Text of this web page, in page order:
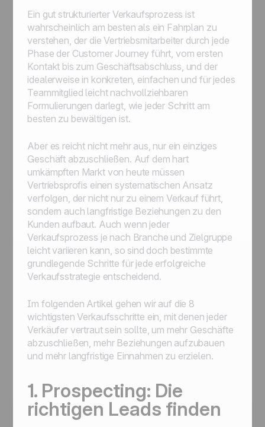
Ein gut strukturierter Verkaufsprozess ist
wahrscheinlich am besten als ein Fahrplan zu
verstehen, der die Vertriebsmitarbeiter durch jede
Phase der Customer Journey führt, vom ersten
Kontakt bis zum Geschäftsabschluss, und der
idealerweise in konkreten, einfachen und für jedes
Teammitglied leicht nachvollziehbaren
Formulierungen darlegt, wie jeder Schritt am
besten zu bewältigen ist.
Aber es reicht nicht mehr aus, nur ein einziges
Geschäft abzuschließen. Auf dem hart
umkämpften Markt von heute müssen
Vertriebsprofis einen systematischen Ansatz
verfolgen, der nicht nur zu einem Verkauf führt,
sondern auch langfristige Beziehungen zu den
Kunden aufbaut. Auch wenn jeder
Verkaufsprozess je nach Branche und Zielgruppe
leicht variieren kann, so sind doch bestimmte
grundlegende Schritte für jede erfolgreiche
Verkaufsstrategie entscheidend.
Im folgenden Artikel gehen wir auf die 8
wichtigsten Verkaufsschritte ein, mit denen jeder
Verkäufer vertraut sein sollte, um mehr Geschäfte
abzuschließen, mehr Beziehungen aufzubauen
und mehr langfristige Einnahmen zu erzielen.
1. Prospecting: Die
richtigen Leads finden